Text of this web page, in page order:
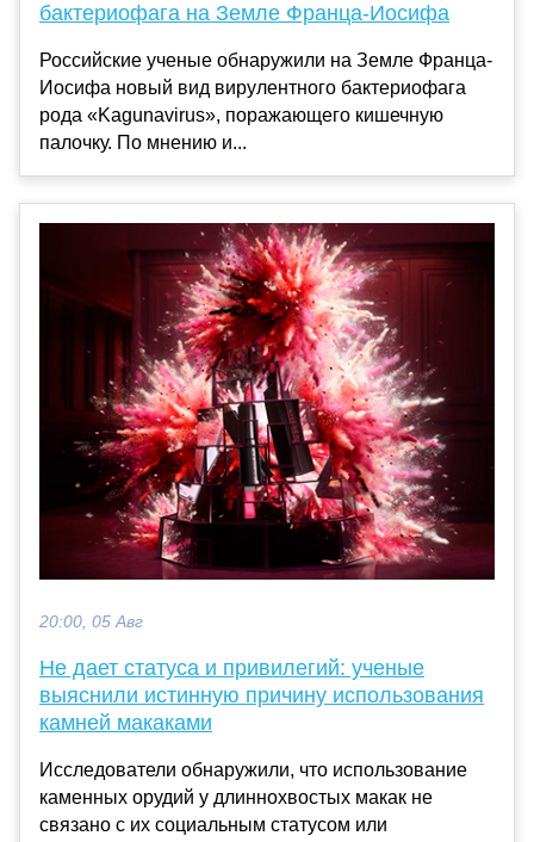
бактериофага на Земле Франца-Иосифа
Российские ученые обнаружили на Земле Франца-
Иосифа новый вид вирулентного бактериофага
рода «Kagunavirus», поражающего кишечную
палочку. По мнению и...
20:00, 05 Авг
Не дает статуса и привилегий: ученые
выяснили истинную причину использования
камней макаками
Исследователи обнаружили, что использование
каменных орудий у длиннохвостых макак не
связано с их социальным статусом или